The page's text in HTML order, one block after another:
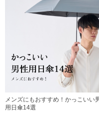
メンズにもおすすめ！かっこいい
用日傘14選